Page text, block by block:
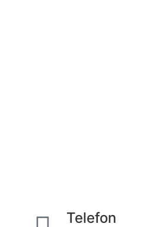
für Ihre Projektanfrage!
Telefon